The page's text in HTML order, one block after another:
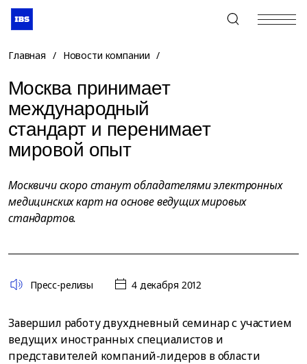
+7 (495) 967-80-80
Главная / Новости компании /
Москва принимает
международный
стандарт и перенимает
мировой опыт
Москвичи скоро станут обладателями электронных
медицинских карт на основе ведущих мировых
стандартов.
Пресс-релизы 4 декабря 2012
Завершил работу двухдневный семинар с участием
ведущих иностранных специалистов и
представителей компаний-лидеров в области